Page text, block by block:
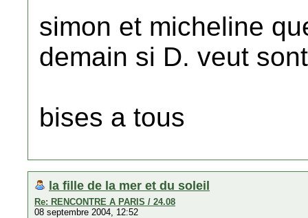
simon et micheline
demain si D. veut
bises a tous
la fille de la mer et du soleil
Re: RENCONTRE A PARIS / 24.08
08 septembre 2004, 12:52